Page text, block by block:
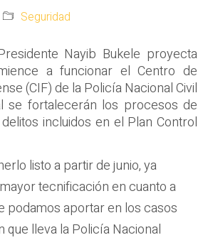
Seguridad
Nayib Bukele proyecta
a funcionar el Centro de
(CIF) de la Policía Nacional Civil
se fortalecerán los procesos de
incluidos en el Plan Control
listo a partir de junio, ya
tecnificación en cuanto a
podamos aportar en los casos
que lleva la Policía Nacional